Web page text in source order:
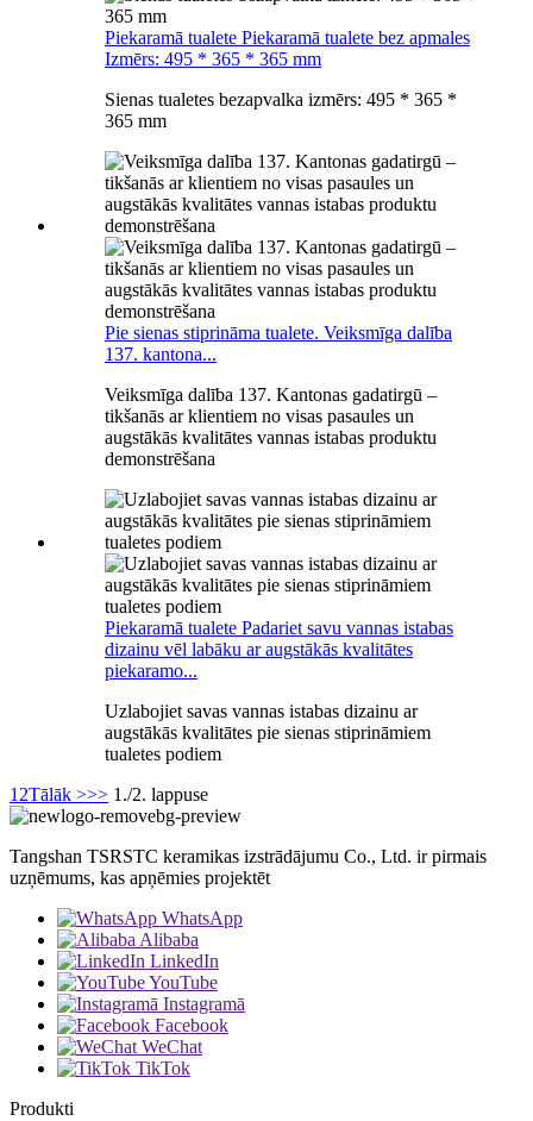
Piekaramā tualete Piekaramā tualete bez apmales
Izmērs: 495 * 365 * 365 mm
Sienas tualetes bezapvalka izmērs: 495 * 365 *
365 mm
Pie sienas stiprināma tualete. Veiksmīga dalība
137. kantona...
Veiksmīga dalība 137. Kantonas gadatirgū –
tikšanās ar klientiem no visas pasaules un
augstākās kvalitātes vannas istabas produktu
demonstrēšana
Piekaramā tualete Padariet savu vannas istabas
dizainu vēl labāku ar augstākās kvalitātes
piekaramo...
Uzlabojiet savas vannas istabas dizainu ar
augstākās kvalitātes pie sienas stiprināmiem
tualetes podiem
1 2Tālāk >>> 1./2. lappuse
Tangshan TSRSTC keramikas izstrādājumu Co., Ltd. ir pirmais
uzņēmums, kas apņēmies projektēt
WhatsApp
Alibaba
LinkedIn
YouTube
Instagramā
Facebook
WeChat
TikTok
Produkti